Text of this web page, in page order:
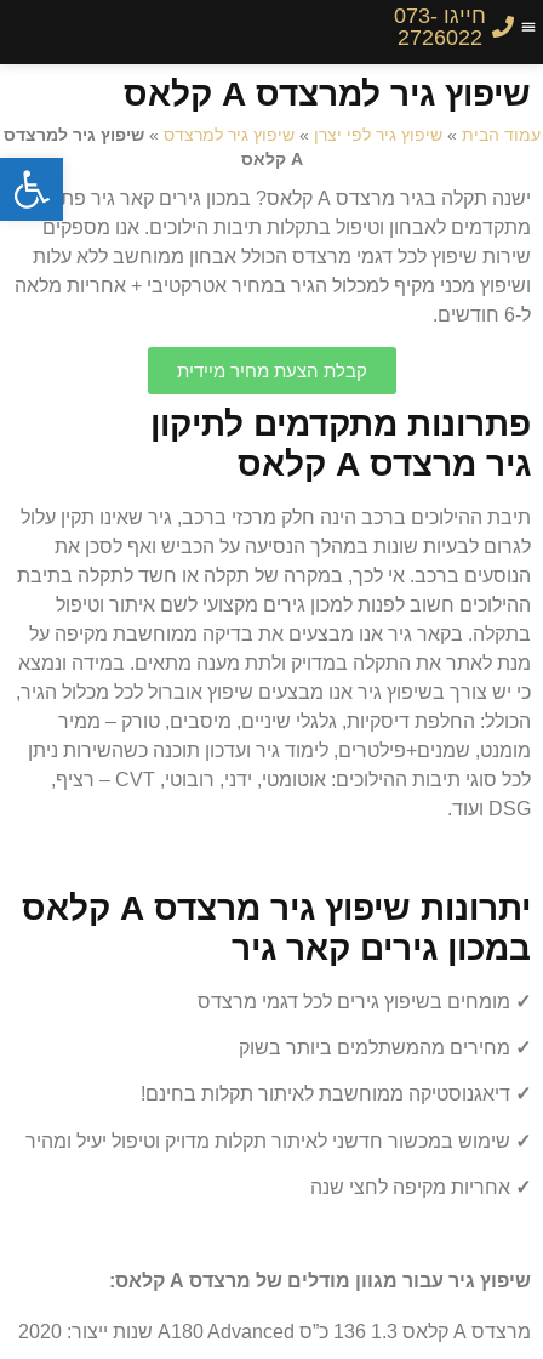
חייגו 073-
2726022
שיפוץ גיר למרצדס A קלאס
עמוד הבית »שיפוץ גיר לפי יצרן »שיפוץ גיר למרצדס »שיפוץ גיר למרצדס
A קלאס
ישנה תקלה בגיר מרצדס A קלאס? במכון גירים קאר גיר פתרונות
מתקדמים לאבחון וטיפול בתקלות תיבות הילוכים. אנו מספקים
שירות שיפוץ לכל דגמי מרצדס הכולל אבחון ממוחשב ללא עלות
ושיפוץ מכני מקיף למכלול הגיר במחיר אטרקטיבי + אחריות מלאה
ל-6 חודשים.
קבלת הצעת מחיר מיידית
פתרונות מתקדמים לתיקון
גיר מרצדס A קלאס
תיבת ההילוכים ברכב הינה חלק מרכזי ברכב, גיר שאינו תקין עלול
לגרום לבעיות שונות במהלך הנסיעה על הכביש ואף לסכן את
הנוסעים ברכב. אי לכך, במקרה של תקלה או חשד לתקלה בתיבת
ההילוכים חשוב לפנות למכון גירים מקצועי לשם איתור וטיפול
בתקלה. בקאר גיר אנו מבצעים את בדיקה ממוחשבת מקיפה על
מנת לאתר את התקלה במדויק ולתת מענה מתאים. במידה ונמצא
כי יש צורך בשיפוץ גיר אנו מבצעים שיפוץ אוברול לכל מכלול הגיר,
הכולל: החלפת דיסקיות, גלגלי שיניים, מיסבים, טורק – ממיר
מומנט, שמנים+פילטרים, לימוד גיר ועדכון תוכנה כשהשירות ניתן
לכל סוגי תיבות ההילוכים: אוטומטי, ידני, רובוטי, CVT – רציף,
DSG ועוד.
יתרונות שיפוץ גיר מרצדס A קלאס
במכון גירים קאר גיר
✓ מומחים בשיפוץ גירים לכל דגמי מרצדס
✓ מחירים מהמשתלמים ביותר בשוק
✓ דיאגנוסטיקה ממוחשבת לאיתור תקלות בחינם!
✓ שימוש במכשור חדשני לאיתור תקלות מדויק וטיפול יעיל ומהיר
✓ אחריות מקיפה לחצי שנה
שיפוץ גיר עבור מגוון מודלים של מרצדס A קלאס:
מרצדס A קלאס 1.3 136 כ”ס A180 Advanced שנות ייצור: 2020